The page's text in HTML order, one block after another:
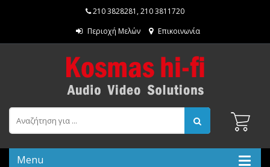
210 3828281 ,210 3811720
Περιοχή Μελών
Επικοινωνία
Menu